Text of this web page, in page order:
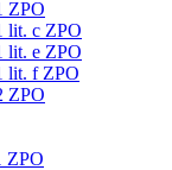
ZPO
lit. c ZPO
lit. e ZPO
lit. f ZPO
ZPO
ZPO